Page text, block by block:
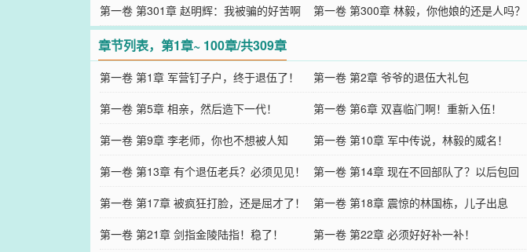
关注林毅！
第一卷 第301章 赵明辉：我被骗的好苦啊 第一卷 第300章 林毅，你他娘的还是人吗？
章节列表，第1章~ 100章/共309章
第一卷 第1章 军营钉子户，终于退伍了！ 第一卷 第2章 爷爷的退伍大礼包
第一卷 第5章 相亲，然后造下一代！ 第一卷 第6章 双喜临门啊！重新入伍！
第一卷 第9章 李老师，你也不想被人知
道……
第一卷 第10章 军中传说，林毅的威名！
第一卷 第13章 有个退伍老兵？必须见见！
第一卷 第14章 现在不回部队了？以后包回
去的！
第一卷 第17章 被疯狂打脸，还是屈才了！
第一卷 第18章 震惊的林国栋，儿子出息
了！
第一卷 第21章 剑指金陵陆指！稳了！
第一卷 第22章 必须好好补一补！